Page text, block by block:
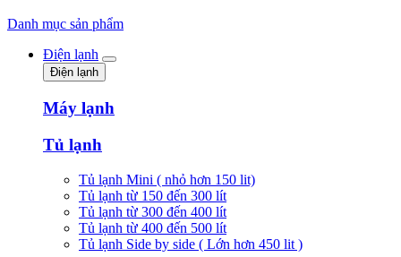
Danh mục sản phẩm
Điện lạnh
Điện lạnh
Máy lạnh
Tủ lạnh
Tủ lạnh Mini ( nhỏ hơn 150 lit)
Tủ lạnh từ 150 đến 300 lít
Tủ lạnh từ 300 đến 400 lít
Tủ lạnh từ 400 đến 500 lít
Tủ lạnh Side by side ( Lớn hơn 450 lit )